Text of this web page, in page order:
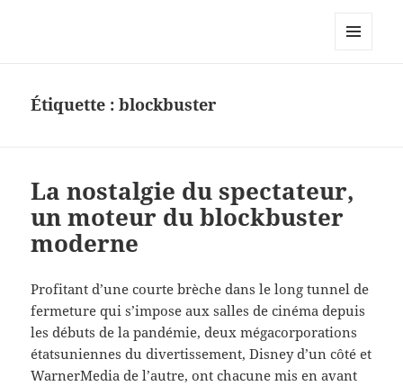
Le site personnel d'Antoine Oury
Étiquette :blockbuster
La nostalgie du spectateur,
un moteur du blockbuster
moderne
Profitant d’une courte brèche dans le long tunnel de
fermeture qui s’impose aux salles de cinéma depuis
les débuts de la pandémie, deux mégacorporations
étatsuniennes du divertissement, Disney d’un côté et
WarnerMedia de l’autre, ont chacune mis en avant